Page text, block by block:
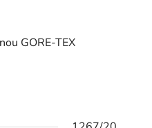
GORE-TEX